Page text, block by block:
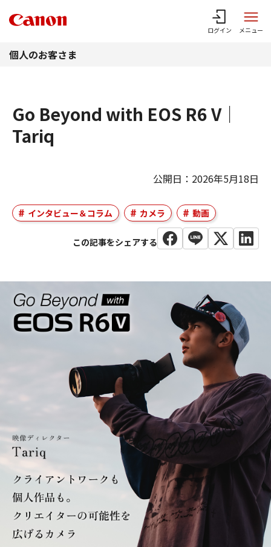
ログイン メニュー
個人のお客さま
Go Beyond with EOS R6 V｜
Tariq
公開日：2026年5月18日
インタビュー＆コラム カメラ 動画